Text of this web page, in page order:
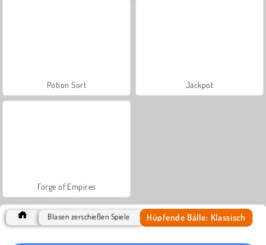
Potion Sort Jackpot
Forge of Empires
Blasen zerschießen Spiele Hüpfende Bälle: Klassisch